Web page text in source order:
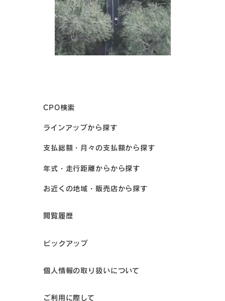
CPO検索
ラインアップから探す
支払総額・月々の支払額から探す
年式・走行距離からから探す
お近くの地域・販売店から探す
閲覧履歴
ピックアップ
個人情報の取り扱いについて
ご利用に際して